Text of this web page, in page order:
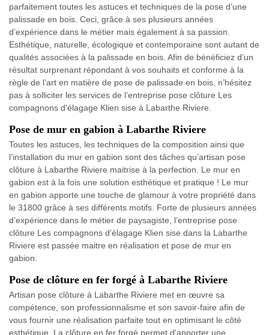
parfaitement toutes les astuces et techniques de la pose d’une
palissade en bois. Ceci, grâce à ses plusieurs années
d’expérience dans le métier mais également à sa passion.
Esthétique, naturelle, écologique et contemporaine sont autant de
qualités associées à la palissade en bois. Afin de bénéficiez d’un
résultat surprenant répondant à vos souhaits et conforme à la
règle de l’art en matière de pose de palissade en bois, n’hésitez
pas à solliciter les services de l’entreprise pose clôture Les
compagnons d'élagage Klien sise à Labarthe Riviere.
Pose de mur en gabion à Labarthe Riviere
Toutes les astuces, les techniques de la composition ainsi que
l’installation du mur en gabion sont des tâches qu’artisan pose
clôture à Labarthe Riviere maitrise à la perfection. Le mur en
gabion est à la fois une solution esthétique et pratique ! Le mur
en gabion apporte une touche de glamour à votre propriété dans
le 31800 grâce à ses différents motifs. Forte de plusieurs années
d’expérience dans le métier de paysagiste, l’entreprise pose
clôture Les compagnons d'élagage Klien sise dans la Labarthe
Riviere est passée maitre en réalisation et pose de mur en
gabion.
Pose de clôture en fer forgé à Labarthe Riviere
Artisan pose clôture à Labarthe Riviere met en œuvre sa
compétence, son professionnalisme et son savoir-faire afin de
vous fournir une réalisation parfaite tout en optimisant le côté
esthétique. La clôture en fer forgé permet d'apporter une